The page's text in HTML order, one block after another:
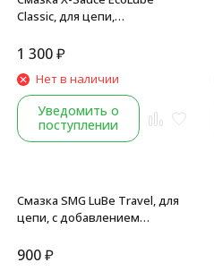
Classic, для цепи,
1 300₽
Нет в наличии
Уведомить о
поступлении
Смазка SMG LuBe Travel, для
цепи, с добавлением
900₽